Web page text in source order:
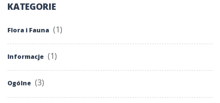
KATEGORIE
Flora i Fauna (1)
Informacje (1)
Ogólne (3)